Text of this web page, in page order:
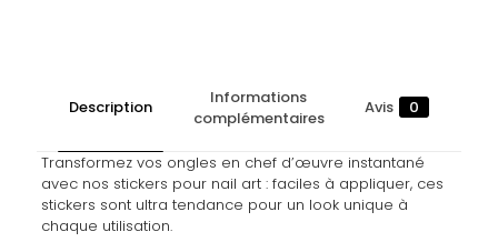
Description
Informations
complémentaires
Avis 0
Transformez vos ongles en chef d’œuvre instantané
avec nos stickers pour nail art : faciles à appliquer, ces
stickers sont ultra tendance pour un look unique à
chaque utilisation.